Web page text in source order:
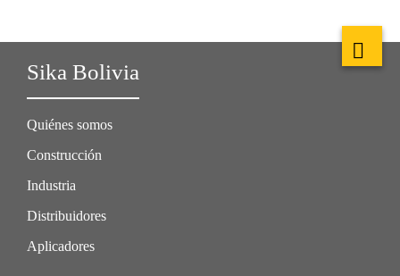
Sika Bolivia
Quiénes somos
Construcción
Industria
Distribuidores
Aplicadores